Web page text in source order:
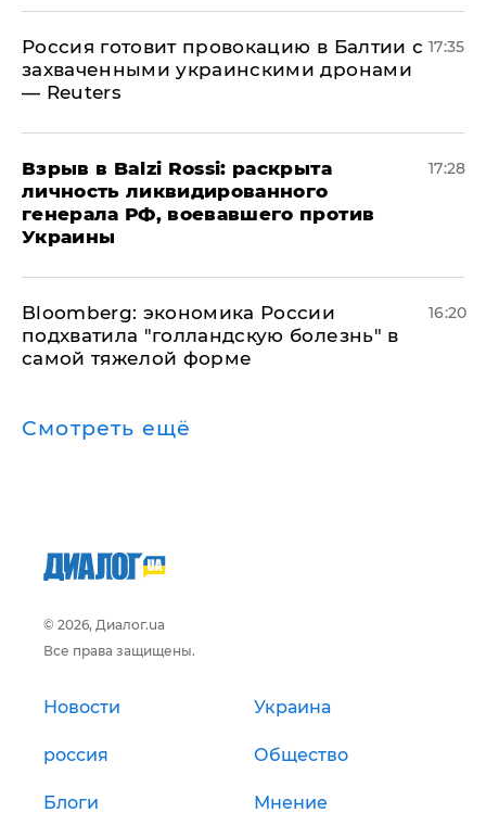
​Россия готовит провокацию в Балтии с
захваченными украинскими дронами
— Reuters
17:35
​Взрыв в Balzi Rossi: раскрыта
личность ликвидированного
генерала РФ, воевавшего против
Украины
17:28
Bloomberg: экономика России
подхватила "голландскую болезнь" в
самой тяжелой форме
16:20
Смотреть ещё
© 2026, Диалог.ua
Все права защищены.
Новости Украина
россия Общество
Блоги Мнение